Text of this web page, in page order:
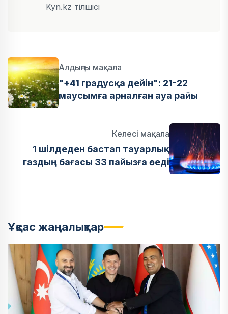
Kyn.kz тілшісі
Алдыңғы мақала
"+41 градусқа дейін": 21-22
маусымға арналған ауа райы
Келесі мақала
1 шілдеден бастап тауарлық
газдың бағасы 33 пайызға өседі
Ұқсас жаңалықтар